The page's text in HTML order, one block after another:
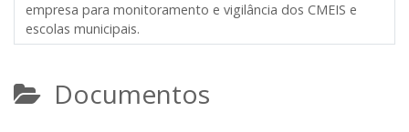
empresa para monitoramento e vigilância dos CMEIS e
escolas municipais.
Documentos